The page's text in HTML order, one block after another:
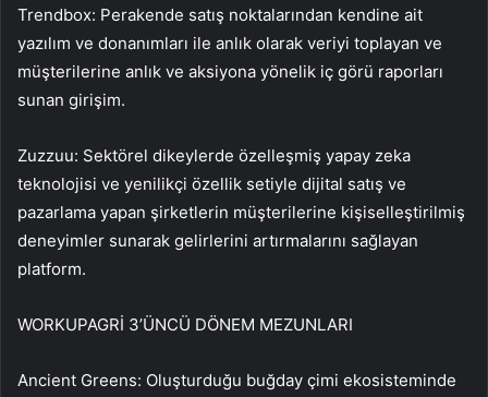
Trendbox: Perakende satış noktalarından kendine ait
yazılım ve donanımları ile anlık olarak veriyi toplayan ve
müşterilerine anlık ve aksiyona yönelik iç görü raporları
sunan girişim.
Zuzzuu: Sektörel dikeylerde özelleşmiş yapay zeka
teknolojisi ve yenilikçi özellik setiyle dijital satış ve
pazarlama yapan şirketlerin müşterilerine kişiselleştirilmiş
deneyimler sunarak gelirlerini artırmalarını sağlayan
platform.
WORKUPAGRİ 3’ÜNCÜ DÖNEM MEZUNLARI
Ancient Greens: Oluşturduğu buğday çimi ekosisteminde